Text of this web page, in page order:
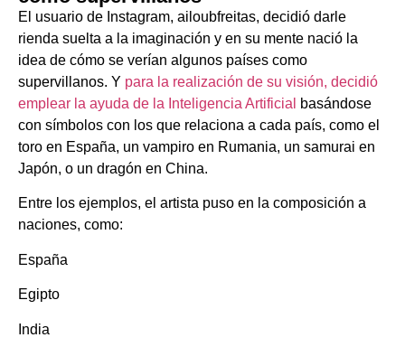
El usuario de Instagram, ailoubfreitas, decidió darle
rienda suelta a la imaginación y en su mente nació la
idea de cómo se verían algunos países como
supervillanos. Y para la realización de su visión, decidió
emplear la ayuda de la Inteligencia Artificial
basándose
con símbolos con los que relaciona a cada país, como el
toro en España, un vampiro en Rumania, un samurai en
Japón, o un dragón en China.
Entre los ejemplos, el artista puso en la composición a
naciones, como:
España
Egipto
India